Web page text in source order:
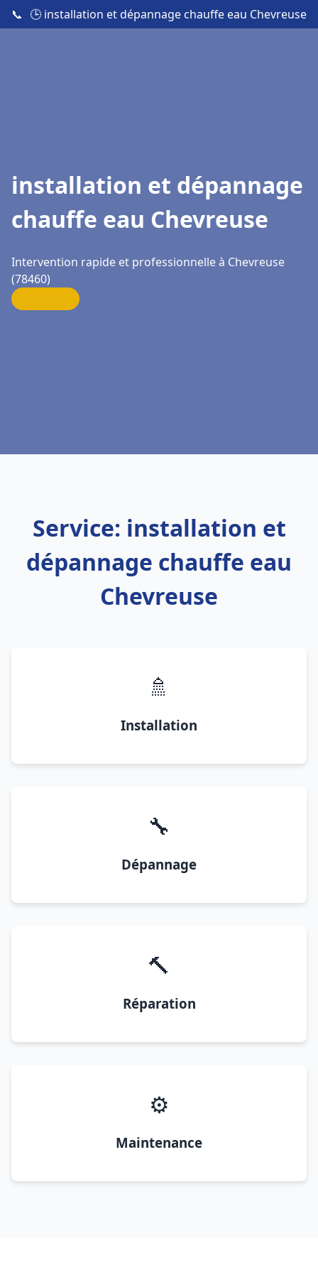
📞 🕒 installation et dépannage chauffe eau Chevreuse
installation et dépannage
chauffe eau Chevreuse
Intervention rapide et professionnelle à Chevreuse
(78460)
Service: installation et
dépannage chauffe eau
Chevreuse
🚿
Installation
🔧
Dépannage
🔨
Réparation
⚙️
Maintenance